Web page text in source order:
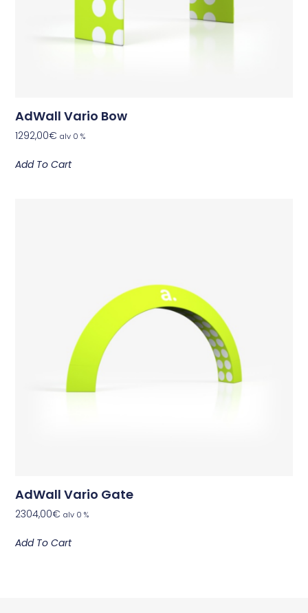
AdWall Vario Bow
1292,00€ alv 0 %
Add To Cart
AdWall Vario Gate
2304,00€ alv 0 %
Add To Cart